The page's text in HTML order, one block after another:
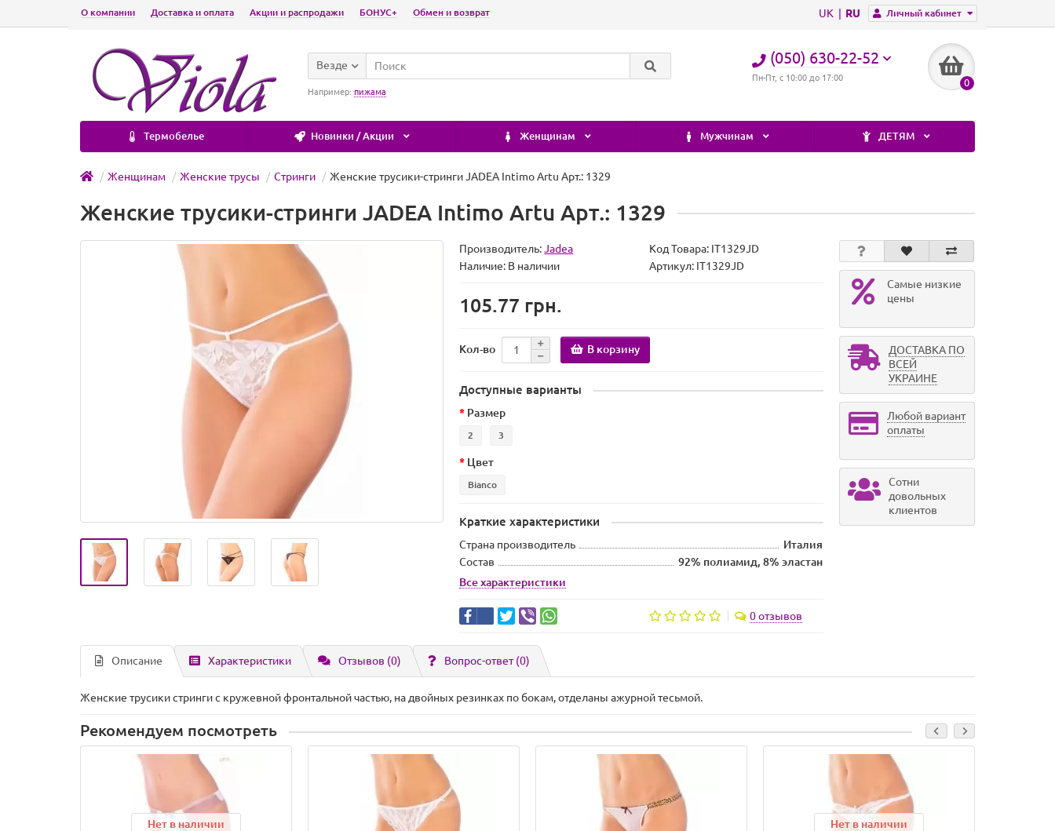
Личный кабинет
UK RU
О компании Доставка и оплата Акции и распродажи БОНУС+ Обмен и возврат
(050) 630-22-52
Пн-Пт, с 10:00 до 17:00 0
Везде
Например: пижама
Термобелье Новинки / Акции Женщинам Мужчинам ДЕТЯМ
Женщинам Женские трусы Стринги Женские трусики-стринги JADEA Intimo Artu Арт.: 1329
Женские трусики-стринги JADEA Intimo Artu Арт.: 1329
Производитель:Jadea Код Товара: IT1329JD
Наличие: В наличии Артикул: IT1329JD
105.77 грн.
Кол-во В корзину
Доступные варианты
Размер
2 3
Цвет
Bianco
Краткие характеристики
Страна производитель
Италия
Состав
92% полиамид, 8% эластан
Все характеристики
0 отзывов
Самые низкие
цены
ДОСТАВКА ПО
ВСЕЙ
УКРАИНЕ
Любой вариант
оплаты
Сотни
довольных
клиентов
Описание Характеристики Отзывов (0) Вопрос-ответ(0)
Женские трусики стринги с кружевной фронтальной частью, на двойных резинках по бокам, отделаны ажурной тесьмой.
Рекомендуем посмотреть
Нет в наличии Нет в наличии